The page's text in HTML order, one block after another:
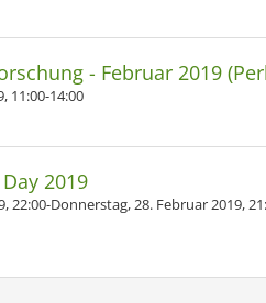
- Februar 2019
11:00-14:00
2019
22:00-Donnerstag, 28. Februar 2019,